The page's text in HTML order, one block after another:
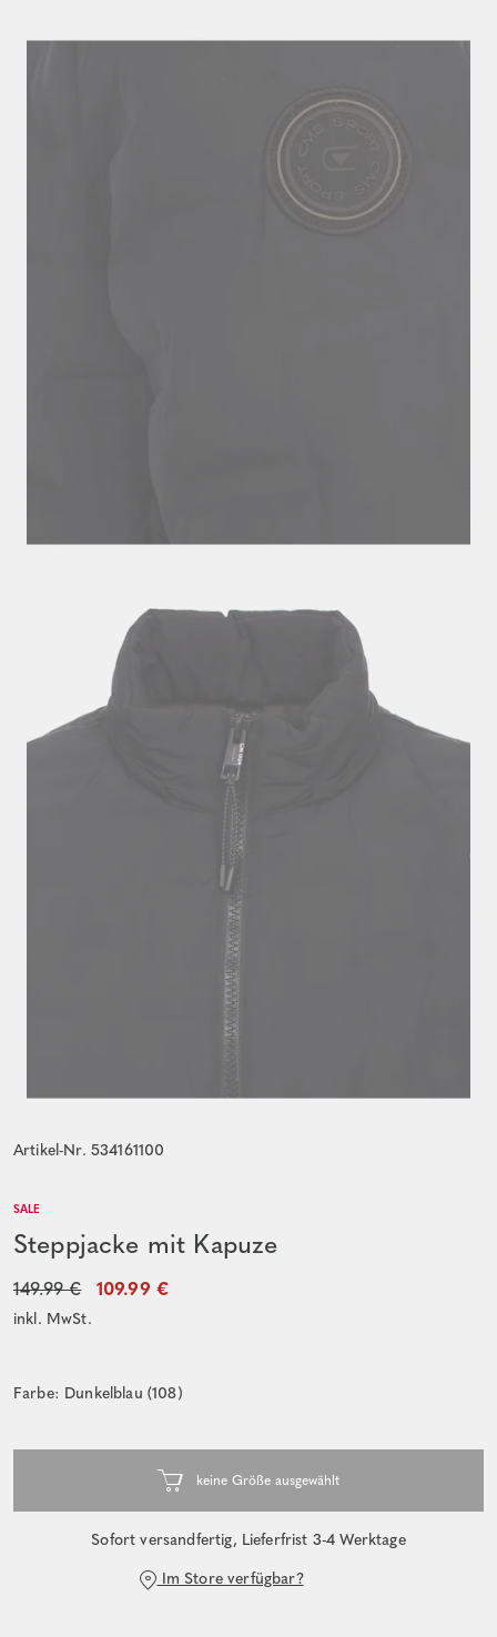
Artikel-Nr. 534161100
SALE
Steppjacke mit Kapuze
149.99 € 109.99 €
inkl. MwSt.
Farbe: Dunkelblau (108)
Sofort versandfertig, Lieferfrist 3-4 Werktage
Im Store verfügbar?